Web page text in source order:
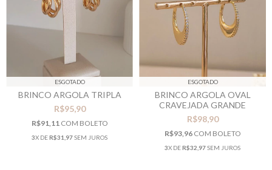
ESGOTADO
BRINCO ARGOLA TRIPLA
R$95,90
R$91,11 COM BOLETO
3X DER$31,97SEM JUROS
ESGOTADO
BRINCO ARGOLA OVAL
CRAVEJADA GRANDE
R$98,90
R$93,96 COM BOLETO
3X DER$32,97SEM JUROS